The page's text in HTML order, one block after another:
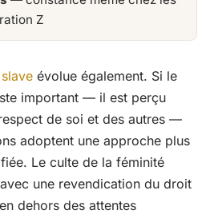
Z
évolue également. Si le
important — il est perçu
de soi et des autres —
adoptent une approche plus
Le culte de la féminité
une revendication du droit
dehors des attentes